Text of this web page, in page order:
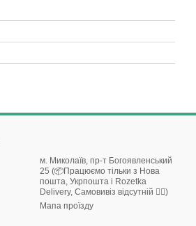
м. Миколаїв, пр-т Богоявленський
25 (📦Працюємо тільки з Нова
пошта, Укрпошта і Rozetka
Delivery, Самовивіз відсутній 🙅‍♀️)
Мапа проїзду